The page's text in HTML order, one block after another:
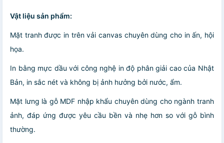
Vật liệu sản phẩm:
Mặt tranh được in trên vải canvas chuyên dùng cho in ấn, hội
họa.
In bằng mực dầu với công nghệ in độ phân giải cao của Nhật
Bản, in sắc nét và không bị ảnh hưởng bởi nước, ẩm.
Mặt lưng là gỗ MDF nhập khẩu chuyên dùng cho ngành tranh
ảnh, đáp ứng được yêu cầu bền và nhẹ hơn so với gỗ bình
thường.